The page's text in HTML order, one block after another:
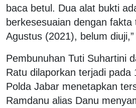
baca betul. Dua alat bukti
berkesesuaian dengan fakta
Agustus (2021), belum
Pembunuhan Tuti Suhartini
Ratu dilaporkan terjadi pada
Polda Jabar menetapkan
Ramdanu alias Danu